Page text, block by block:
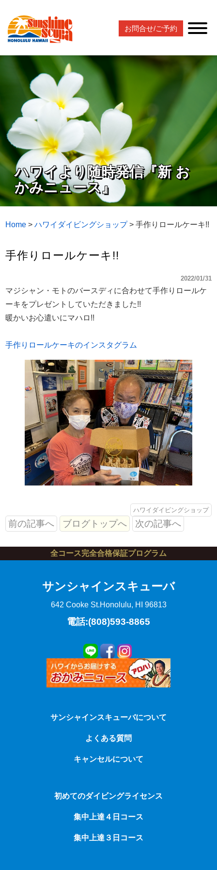
お問合せ/ご予約
ハワイより随時発信『新 お
かみニュース』
Home >ハワイダイビングショップ>手作りロールケーキ!!
手作りロールケーキ!!
2022/01/31
マジシャン・モトのバースディに合わせて手作りロールケ
ーキをプレゼントしていただきました!!
暖かいお心遣いにマハロ!!
手作りロールケーキのインスタグラム
ハワイダイビングショップ
前の記事へ ブログトップへ 次の記事へ
全コース完全合格保証プログラム
サンシャインスキューバ
642 Cooke St.Honolulu, HI 96813
電話:(808)593-8865
サンシャインスキューバについて
よくある質問
キャンセルについて
初めてのダイビングライセンス
集中上達４日コース
集中上達３日コース